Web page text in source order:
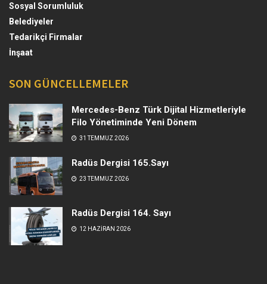
Sosyal Sorumluluk
Belediyeler
Tedarikçi Firmalar
İnşaat
SON GÜNCELLEMELER
Mercedes-Benz Türk Dijital Hizmetleriyle
Filo Yönetiminde Yeni Dönem
31 TEMMUZ 2026
Radüs Dergisi 165.Sayı
23 TEMMUZ 2026
Radüs Dergisi 164. Sayı
12 HAZIRAN 2026